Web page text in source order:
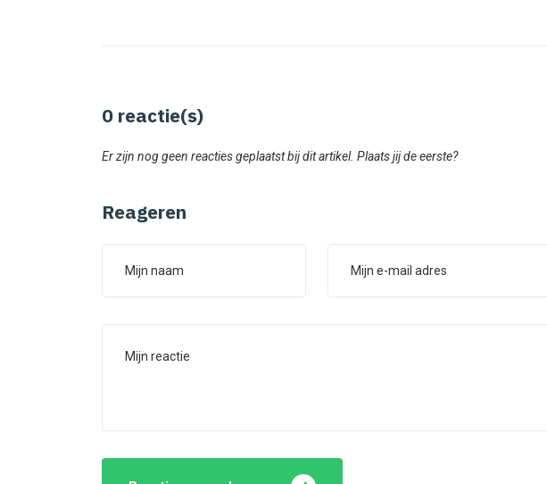
0 reactie(s)
Er zijn nog geen reacties geplaatst bij dit artikel. Plaats jij de eerste?
Reageren